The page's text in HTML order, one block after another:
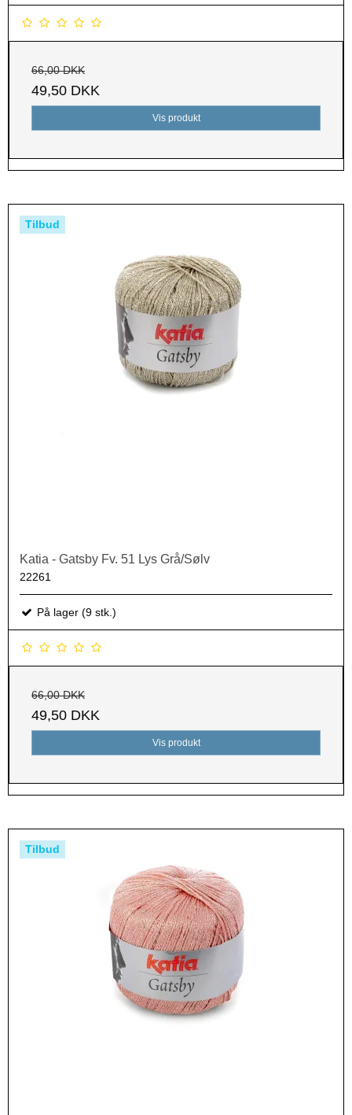
66,00 DKK
49,50 DKK
Vis produkt
Tilbud
Katia - Gatsby Fv. 51 Lys Grå/Sølv
22261
På lager (9 stk.)
66,00 DKK
49,50 DKK
Vis produkt
Tilbud